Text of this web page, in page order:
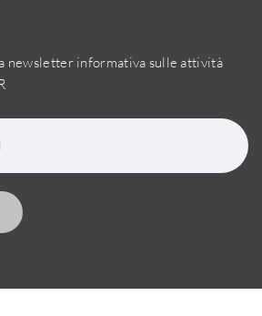
newsletter informativa sulle attività